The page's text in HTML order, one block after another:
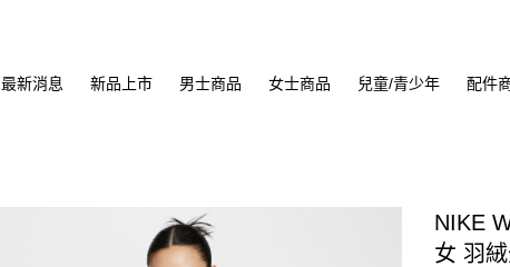
最新消息 新品上市 男士商品 女士商品 兒童/青少年 配件
NIKE
女 羽